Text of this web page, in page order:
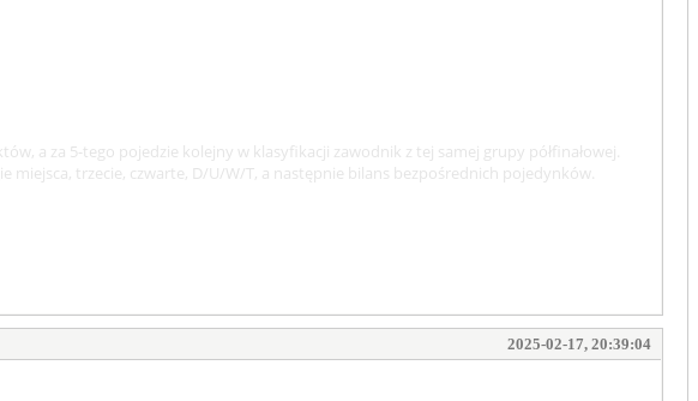
a za 5-tego pojedzie kolejny w klasyfikacji zawodnik z tej samej grupy półfinałowej.
trzecie, czwarte, D/U/W/T, a następnie bilans bezpośrednich pojedynków.
2025-02-17, 20:39:04